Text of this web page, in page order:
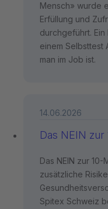
Mensch» wurde
Erfüllung und
durchgeführt.
einem Selbsttest
man im Job ist.
Das NEIN zur
14.06.2026
Das NEIN zur
zusätzliche
Spitex Schweiz